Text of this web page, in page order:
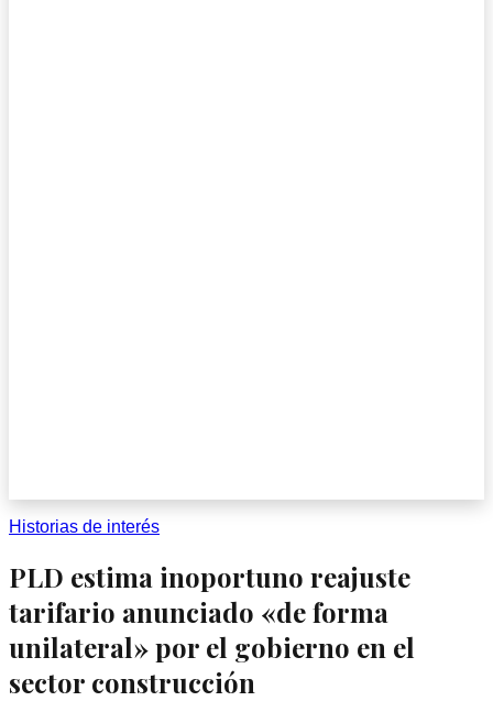
Historias de interés
PLD estima inoportuno reajuste
tarifario anunciado «de forma
unilateral» por el gobierno en el
sector construcción